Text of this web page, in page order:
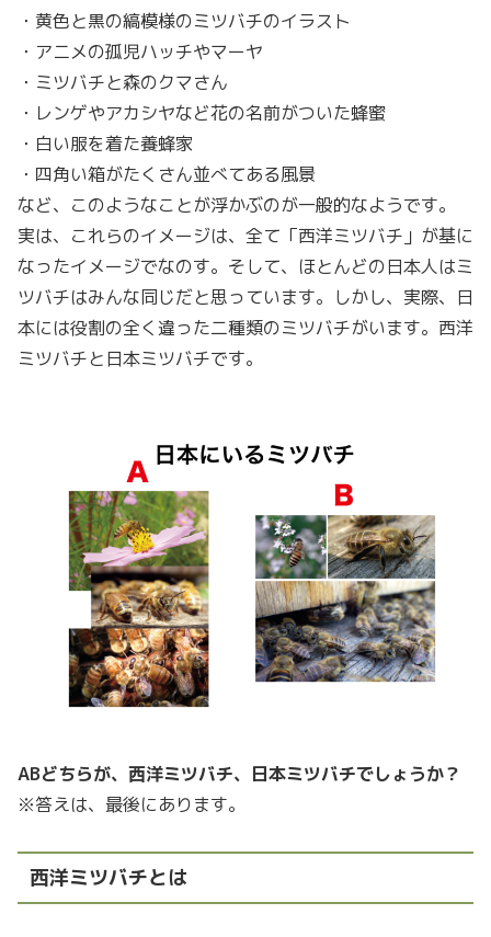
・黄色と黒の縞模様のミツバチのイラスト
・アニメの孤児ハッチやマーヤ
・ミツバチと森のクマさん
・レンゲやアカシヤなど花の名前がついた蜂蜜
・白い服を着た養蜂家
・四角い箱がたくさん並べてある風景
など、このようなことが浮かぶのが一般的なようです。
実は、これらのイメージは、全て「西洋ミツバチ」が基に
なったイメージでなのす。そして、ほとんどの日本人はミ
ツバチはみんな同じだと思っています。しかし、実際、日
本には役割の全く違った二種類のミツバチがいます。西洋
ミツバチと日本ミツバチです。
ABどちらが、西洋ミツバチ、日本ミツバチでしょうか？
※答えは、最後にあります。
西洋ミツバチとは